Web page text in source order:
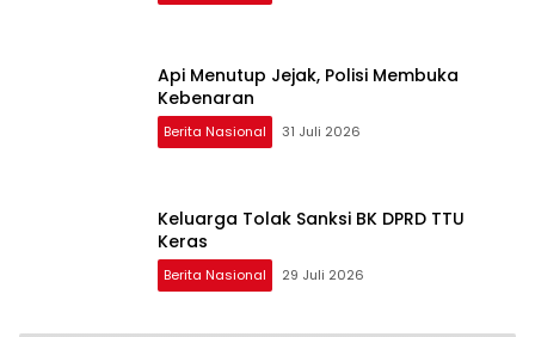
Api Menutup Jejak, Polisi Membuka
Kebenaran
Berita Nasional 31 Juli 2026
Keluarga Tolak Sanksi BK DPRD TTU
Keras
Berita Nasional 29 Juli 2026